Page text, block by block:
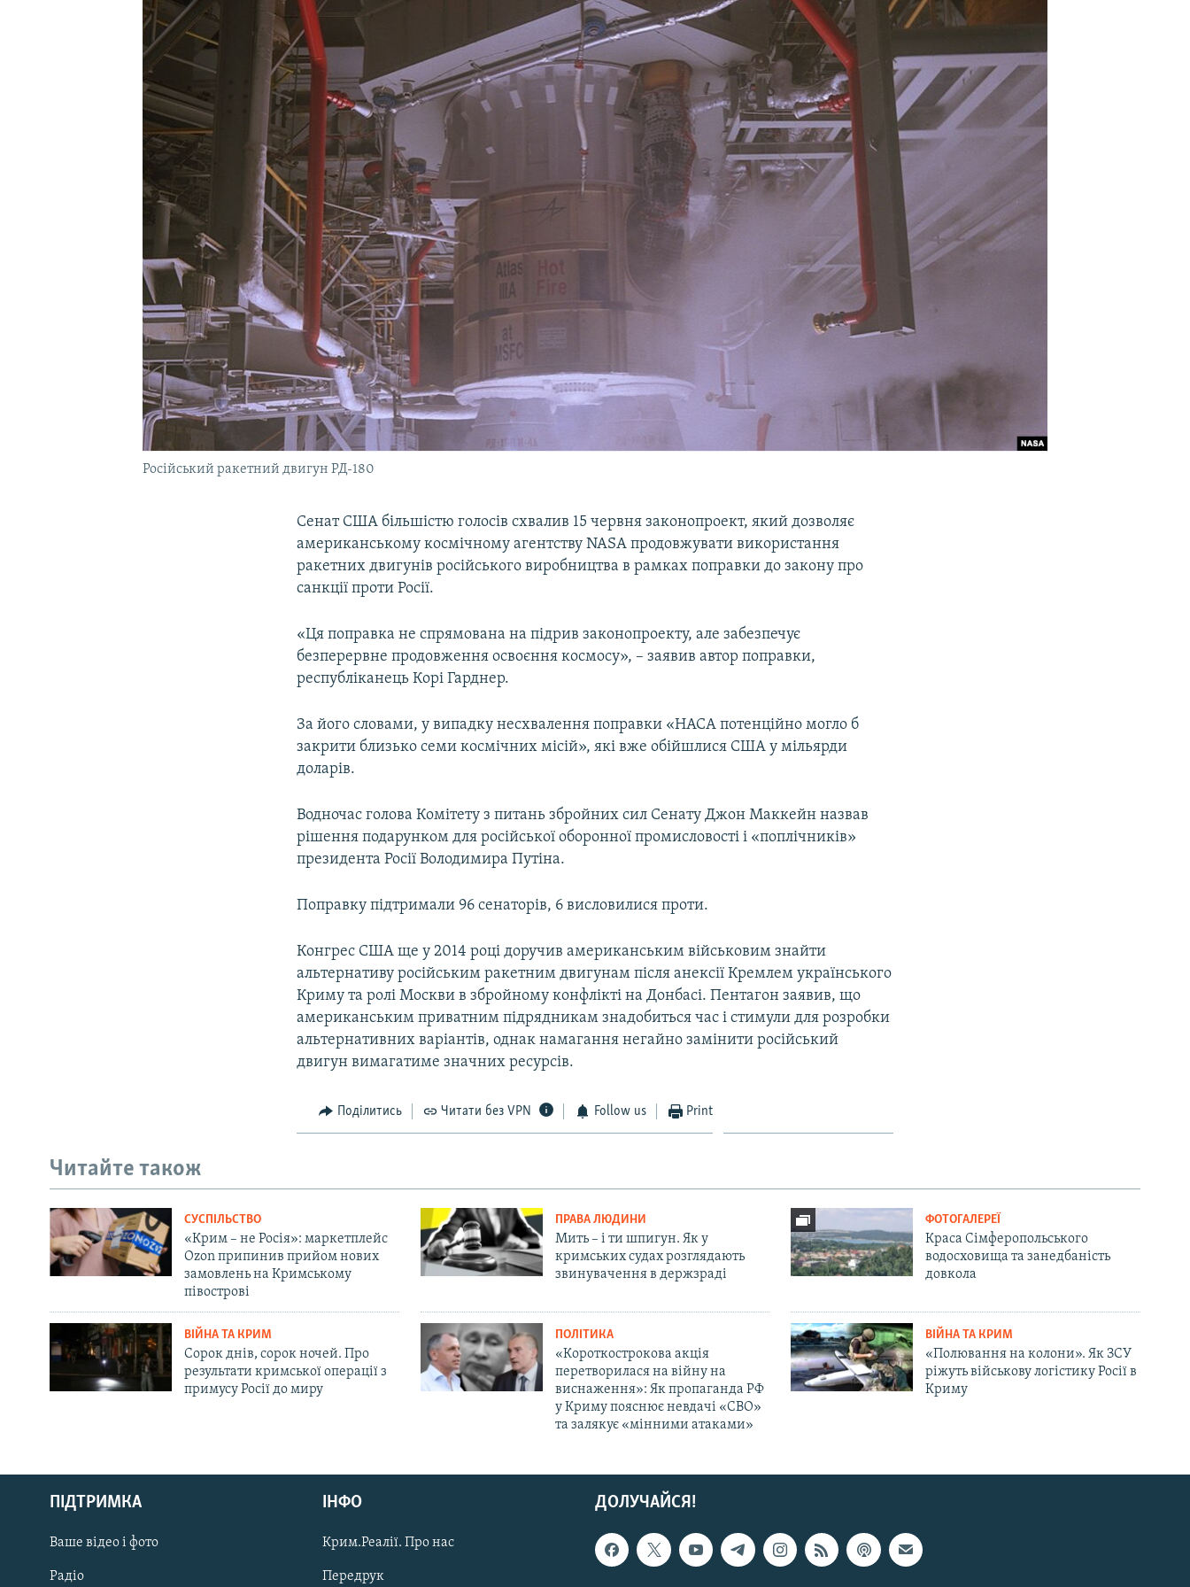
УКРАЇНСЬКА ПРОБЛЕМА КРИМУ
Русский
Qırımtatar
ДОЛУЧАЙСЯ!
Російський ракетний двигун РД-180
Сенат США більшістю голосів схвалив 15 червня законопроект, який дозволяє
американському космічному агентству NASA продовжувати використання
ракетних двигунів російського виробництва в рамках поправки до закону про
санкції проти Росії.
«Ця поправка не спрямована на підрив законопроекту, але забезпечує
безперервне продовження освоєння космосу», – заявив автор поправки,
республіканець Корі Гарднер.
За його словами, у випадку несхвалення поправки «НАСА потенційно могло б
закрити близько семи космічних місій», які вже обійшлися США у мільярди
доларів.
Водночас голова Комітету з питань збройних сил Сенату Джон Маккейн назвав
рішення подарунком для російської оборонної промисловості і «поплічників»
президента Росії Володимира Путіна.
Поправку підтримали 96 сенаторів, 6 висловилися проти.
Конгрес США ще у 2014 році доручив американським військовим знайти
альтернативу російським ракетним двигунам після анексії Кремлем українського
Криму та ролі Москви в збройному конфлікті на Донбасі. Пентагон заявив, що
американським приватним підрядникам знадобиться час і стимули для розробки
альтернативних варіантів, однак намагання негайно замінити російський
двигун вимагатиме значних ресурсів.
Поділитись Читати без VPN Follow us Print
Читайте також
СУСПІЛЬСТВО
«Крим – не Росія»: маркетплейс
Ozon припинив прийом нових
замовлень на Кримському
півострові
ПРАВА ЛЮДИНИ
Мить – і ти шпигун. Як у
кримських судах розглядають
звинувачення в держзраді
ФОТОГАЛЕРЕЇ
Краса Сімферопольського
водосховища та занедбаність
довкола
ВІЙНА ТА КРИМ
Сорок днів, сорок ночей. Про
результати кримської операції з
примусу Росії до миру
ПОЛІТИКА
«Короткострокова акція
перетворилася на війну на
виснаження»: Як пропаганда РФ
у Криму пояснює невдачі «СВО»
та залякує «мінними атаками»
ВІЙНА ТА КРИМ
«Полювання на колони». Як ЗСУ
ріжуть військову логістику Росії в
Криму
ДОЛУЧАЙСЯ!
ПІДТРИМКА
Ваше відео і фото
Радіо
ІНФО
Крим.Реалії. Про нас
Передрук